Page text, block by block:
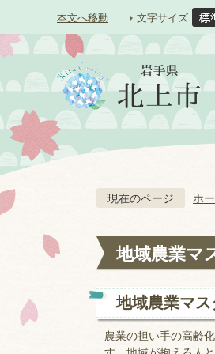
本文へ移動 文字サイズ
現在のページ ホ
地域農業マ
地域農業マ
農業の担い手の高齢